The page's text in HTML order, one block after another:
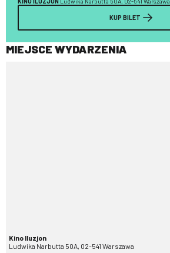
KUP BILET
MIEJSCE WYDARZENIA
Kino Iluzjon
Ludwika Narbutta 50A, 02-541 Warszawa